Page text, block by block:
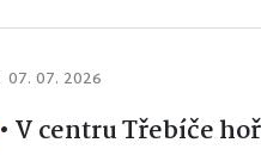
07. 07. 2026
• V centru Třebíče